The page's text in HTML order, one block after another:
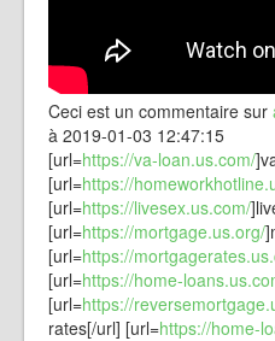
Ceci est un commentaire sur
à 2019-01-03 12:47:15
[url=https://va-loan.us.com/
[url=https://
[url=https://livesex.us.com/
[url=https://mortgage.us.org/
[url=https://
[url=https://home-
[url=https://
rates[/url] [url=https://home-